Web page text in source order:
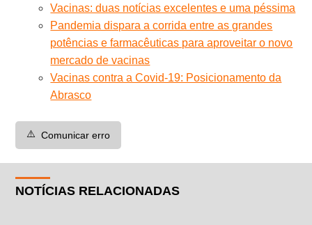
Vacinas: duas notícias excelentes e uma péssima
Pandemia dispara a corrida entre as grandes
potências e farmacêuticas para aproveitar o novo
mercado de vacinas
Vacinas contra a Covid-19: Posicionamento da
Abrasco
⚠️ Comunicar erro
NOTÍCIAS RELACIONADAS